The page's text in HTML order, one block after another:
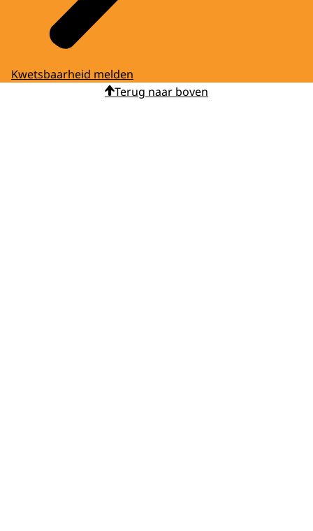
Kwetsbaarheid melden
Terug naar boven